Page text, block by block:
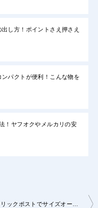
し方！ポイントさえ押さえ
パクトが便利！こんな物を
！ヤフオクやメルカリの安
クリックポストでサイズオーバーやギリギリの時どうすればいい？